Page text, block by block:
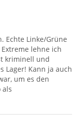
Echte Linke/Grüne
lehne ich
kriminell und
Lager! Kann ja auch
um es den
als